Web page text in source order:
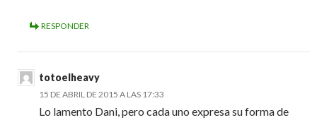
RESPONDER
totoelheavy
15 DE ABRIL DE 2015 A LAS 17:33
Lo lamento Dani, pero cada uno expresa su forma de